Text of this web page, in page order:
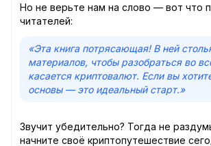
Но не верьте нам на слово — вот что
читателей:
«Эта книга потрясающая! В ней
материалов, чтобы разобраться во
касается криптовалют. Если вы
основы — это идеальный старт.»
Звучит убедительно? Тогда не
начните своё криптопутешествие